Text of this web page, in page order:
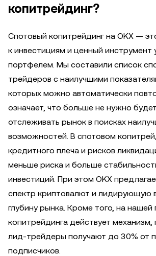
копитрейдинг?
Спотовый копитрейдинг на OKX —
к инвестициям и ценный инструмент
портфелем. Мы составили список
трейдеров с наилучшими
которых можно автоматически
означает, что больше не нужно
отслеживать рынок в поисках
возможностей. В спотовом
кредитного плеча и рисков
меньше риска и больше
инвестиций. При этом OKX
спектр криптовалют и лидирующую
глубину рынка. Кроме того, на
копитрейдинга действует
лид-трейдеры получают до 30% от
подписчиков.